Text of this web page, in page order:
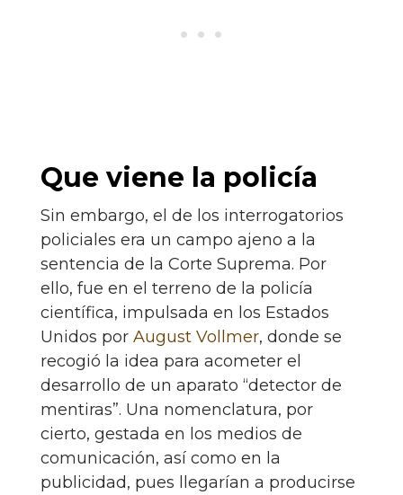
Que viene la policía
Sin embargo, el de los interrogatorios
policiales era un campo ajeno a la
sentencia de la Corte Suprema. Por
ello, fue en el terreno de la policía
científica, impulsada en los Estados
Unidos por August Vollmer, donde se
recogió la idea para acometer el
desarrollo de un aparato “detector de
mentiras”. Una nomenclatura, por
cierto, gestada en los medios de
comunicación, así como en la
publicidad, pues llegarían a producirse